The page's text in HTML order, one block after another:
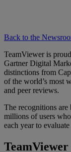
Back to the
TeamViewer is
Gartner Digital
distinctions from
of the world’s most
and peer reviews.
The recognitions are
millions of users
each year to